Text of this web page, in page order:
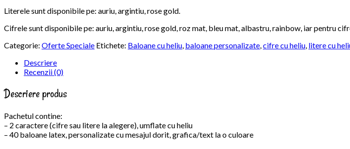
Literele sunt disponibile pe: auriu, argintiu, rose gold.
Cifrele sunt disponibile pe: auriu, argintiu, rose gold, roz mat, bleu mat, albastru, rainbow, iar pentru
Categorie: Oferte Speciale Etichete: Baloane cu heliu baloane personalizate cifre cu heliu litere cu
Descriere
Recenzii (0)
Descriere produs
Pachetul contine:
– 2 caractere (cifre sau litere la alegere), umflate cu heliu
– 40 baloane latex, personalizate cu mesajul dorit, grafica/text la o culoare